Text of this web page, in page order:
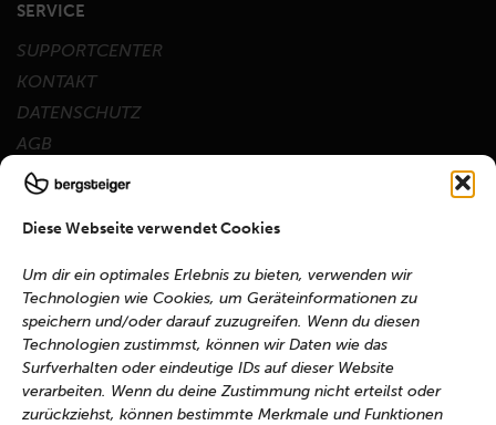
Diese Webseite verwendet Cookies
Um dir ein optimales Erlebnis zu bieten, verwenden wir
Technologien wie Cookies, um Geräteinformationen zu
speichern und/oder darauf zuzugreifen. Wenn du diesen
Technologien zustimmst, können wir Daten wie das
Surfverhalten oder eindeutige IDs auf dieser Website
verarbeiten. Wenn du deine Zustimmung nicht erteilst oder
zurückziehst, können bestimmte Merkmale und Funktionen
SERVICE
SUPPORTCENTER
KONTAKT
DATENSCHUTZ
AGB
WIDERRUFSRECHT
BARRIEREFREIHEIT
IMPRESSUM
Social
YouTube
Instagram
Facebook